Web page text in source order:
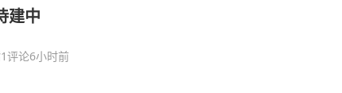
建中
1评论6小时前